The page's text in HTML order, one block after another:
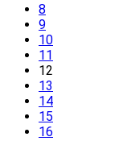
8
9
10
11
12
13
14
15
16